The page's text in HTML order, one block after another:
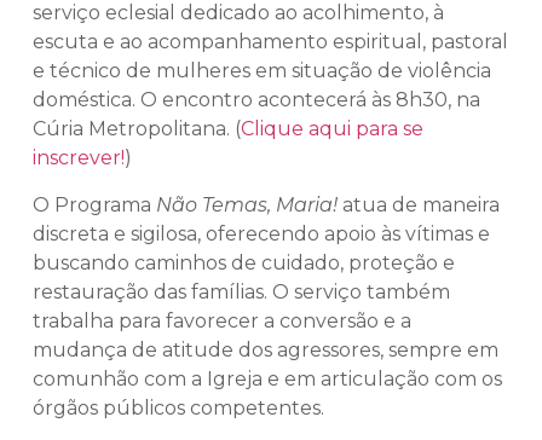
serviço eclesial dedicado ao acolhimento, à
escuta e ao acompanhamento espiritual, pastoral
e técnico de mulheres em situação de violência
doméstica. O encontro acontecerá às 8h30, na
Cúria Metropolitana. (Clique aqui para se
inscrever!)
O Programa Não Temas, Maria! atua de maneira
discreta e sigilosa, oferecendo apoio às vítimas e
buscando caminhos de cuidado, proteção e
restauração das famílias. O serviço também
trabalha para favorecer a conversão e a
mudança de atitude dos agressores, sempre em
comunhão com a Igreja e em articulação com os
órgãos públicos competentes.